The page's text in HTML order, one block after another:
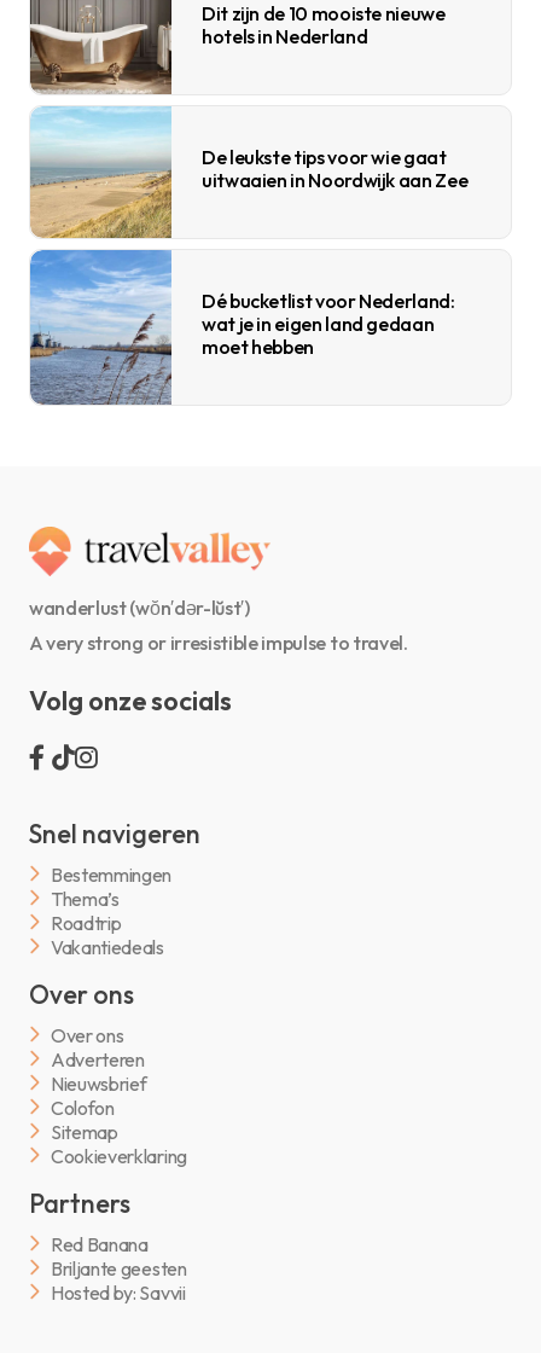
Dit zijn de 10 mooiste nieuwe
hotels in Nederland
De leukste tips voor wie gaat
uitwaaien in Noordwijk aan Zee
Dé bucketlist voor Nederland:
wat je in eigen land gedaan
moet hebben
wanderlust (wŏn′dər-lŭst′)
A very strong or irresistible impulse to travel.
Volg onze socials
Snel navigeren
Bestemmingen
Thema’s
Roadtrip
Vakantiedeals
Over ons
Over ons
Adverteren
Nieuwsbrief
Colofon
Sitemap
Cookieverklaring
Partners
Red Banana
Briljante geesten
Hosted by: Savvii